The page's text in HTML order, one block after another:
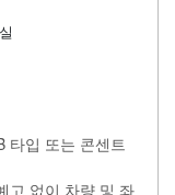
타입 또는 콘센트
고 없이 차량 및 좌